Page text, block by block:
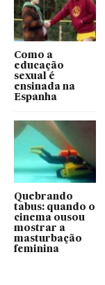
Como a
educação
sexual é
ensinada na
Espanha
Quebrando
tabus: quando o
cinema ousou
mostrar a
masturbação
feminina